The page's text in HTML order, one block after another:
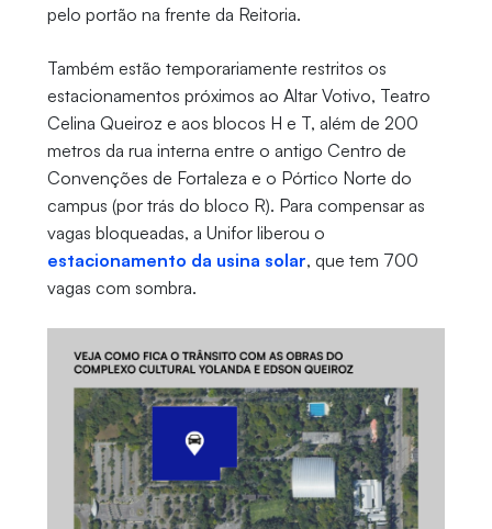
pelo portão na frente da Reitoria.
Também estão temporariamente restritos os
estacionamentos próximos ao Altar Votivo, Teatro
Celina Queiroz e aos blocos H e T, além de 200
metros da rua interna entre o antigo Centro de
Convenções de Fortaleza e o Pórtico Norte do
campus (por trás do bloco R). Para compensar as
vagas bloqueadas, a Unifor liberou o
estacionamento da usina solar, que tem 700
vagas com sombra.